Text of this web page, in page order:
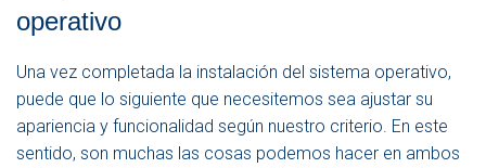
operativo
Una vez completada la instalación del sistema operativo,
puede que lo siguiente que necesitemos sea ajustar su
apariencia y funcionalidad según nuestro criterio. En este
sentido, son muchas las cosas podemos hacer en ambos